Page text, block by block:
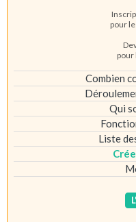
pour
pour
Combien
Qui
Liste